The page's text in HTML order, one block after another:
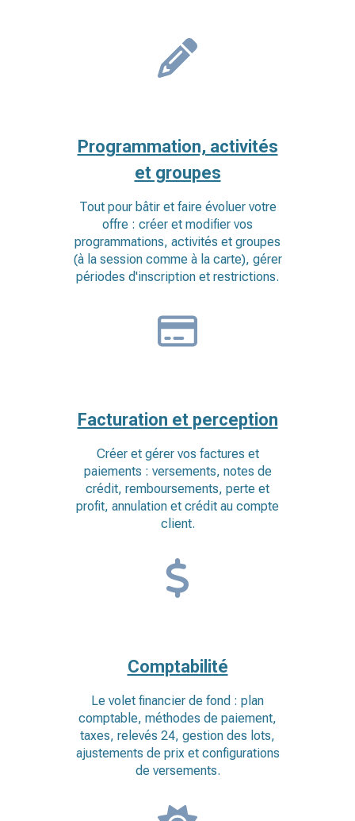
Programmation, activités
et groupes
Tout pour bâtir et faire évoluer votre
offre : créer et modifier vos
programmations, activités et groupes
(à la session comme à la carte), gérer
périodes d'inscription et restrictions.
Facturation et perception
Créer et gérer vos factures et
paiements : versements, notes de
crédit, remboursements, perte et
profit, annulation et crédit au compte
client.
Comptabilité
Le volet financier de fond : plan
comptable, méthodes de paiement,
taxes, relevés 24, gestion des lots,
ajustements de prix et configurations
de versements.